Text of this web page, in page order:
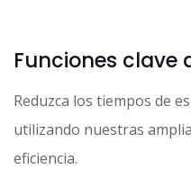
Funciones clave
Reduzca los tiempos de
utilizando nuestras
eficiencia.